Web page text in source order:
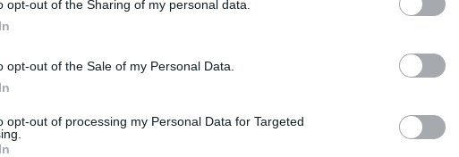
opt-out of the Sharing of my personal data.
opt-out of the Sale of my Personal Data.
opt-out of processing my Personal Data for Targeted
nemrég egy szabadkai ballagáson történt vajdasági
helyzetben párbeszédre van szükség”
végzőseinek pénteki ballagásán a beszámolók
felvonuló diáktól erőszakkal elvette a zászlót, amelyet